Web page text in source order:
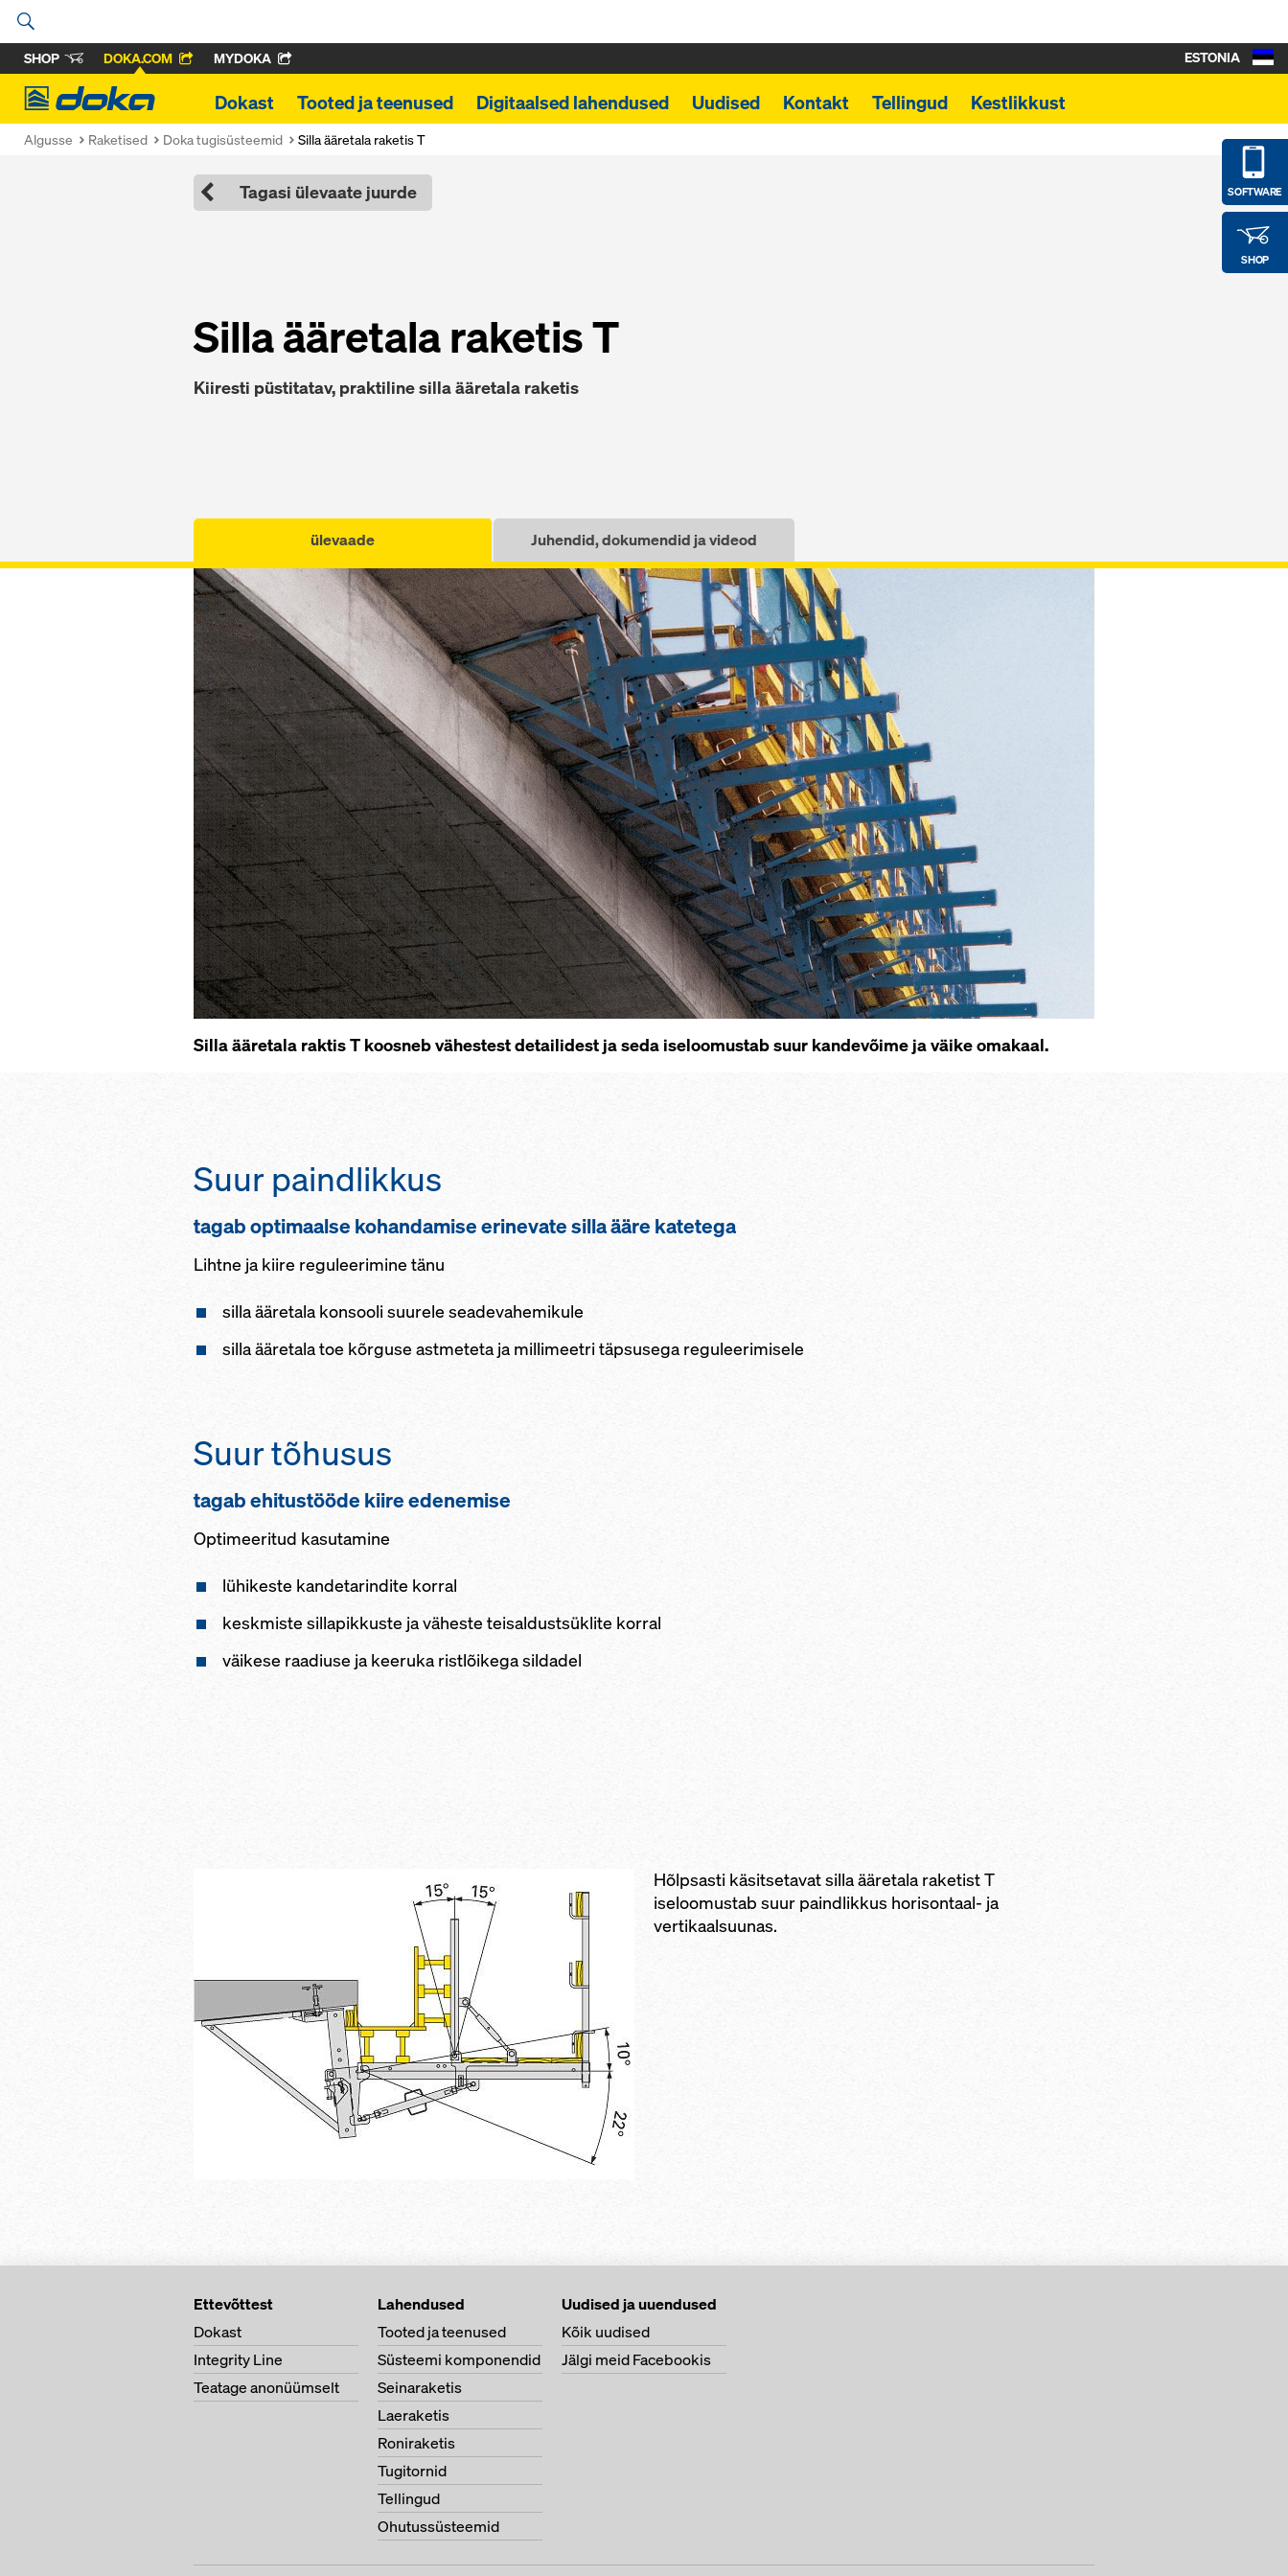
SHOP DOKA.COM MYDOKA
Doka
Dokast Tooted ja teenused Digitaalsed lahendused Uudised Kontakt Tellingud Kestlikkust
SOFTWARE
SHOP
ESTONIA
Algusse Raketised Doka tugisüsteemid Silla ääretala raketis T
Tagasi ülevaate juurde
Silla ääretala raketis T
Kiiresti püstitatav, praktiline silla ääretala raketis
ülevaade Juhendid, dokumendid ja videod
Silla ääretala raktis T koosneb vähestest detailidest ja seda iseloomustab suur kandevõime ja väike omakaal.
Suur paindlikkus
tagab optimaalse kohandamise erinevate silla ääre katetega
Lihtne ja kiire reguleerimine tänu
silla ääretala konsooli suurele seadevahemikule
silla ääretala toe kõrguse astmeteta ja millimeetri täpsusega reguleerimisele
Suur tõhusus
tagab ehitustööde kiire edenemise
Optimeeritud kasutamine
lühikeste kandetarindite korral
keskmiste sillapikkuste ja väheste teisaldustsüklite korral
väikese raadiuse ja keeruka ristlõikega sildadel
Hõlpsasti käsitsetavat silla ääretala raketist T
iseloomustab suur paindlikkus horisontaal- ja
vertikaalsuunas.
Ettevõttest
Dokast
Integrity Line
Teatage anonüümselt
Lahendused
Tooted ja teenused
Süsteemi komponendid
Seinaraketis
Laeraketis
Roniraketis
Tugitornid
Tellingud
Ohutussüsteemid
Uudised ja uuendused
Kõik uudised
Jälgi meid Facebookis